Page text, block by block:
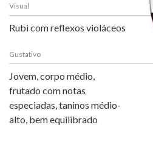
Visual
Rubi com reflexos violáceos
Gustativo
Jovem, corpo médio,
frutado com notas
especiadas, taninos médio-
alto, bem equilibrado